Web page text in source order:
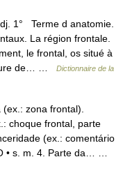
1° Terme d anatomie.
La région frontale.
le frontal, os situé à
de… …
Dictionnaire de la
zona frontal).
choque frontal, parte
(ex.: comentário
• s. m. 4. Parte da… …